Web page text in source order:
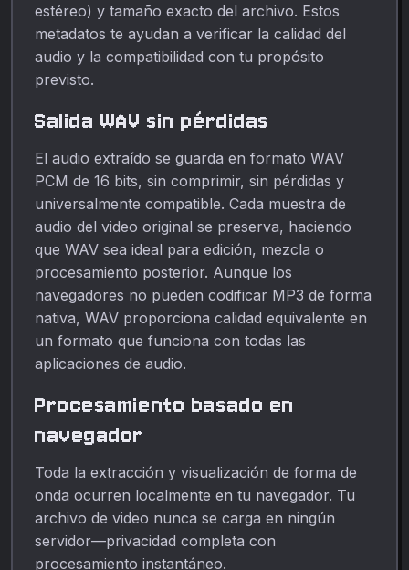
estéreo) y tamaño exacto del archivo. Estos
metadatos te ayudan a verificar la calidad del
audio y la compatibilidad con tu propósito
previsto.
Salida WAV sin pérdidas
El audio extraído se guarda en formato WAV
PCM de 16 bits, sin comprimir, sin pérdidas y
universalmente compatible. Cada muestra de
audio del video original se preserva, haciendo
que WAV sea ideal para edición, mezcla o
procesamiento posterior. Aunque los
navegadores no pueden codificar MP3 de forma
nativa, WAV proporciona calidad equivalente en
un formato que funciona con todas las
aplicaciones de audio.
Procesamiento basado en
navegador
Toda la extracción y visualización de forma de
onda ocurren localmente en tu navegador. Tu
archivo de video nunca se carga en ningún
servidor—privacidad completa con
procesamiento instantáneo.